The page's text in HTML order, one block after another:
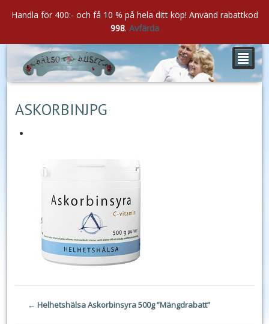
²
ASKORBINJPG
← Helhetshälsa Askorbinsyra 500g ”Mängdrabatt”
Handla för 400:- och få 10 % på hela ditt köp! Använd rabattkod
998. Avfärda